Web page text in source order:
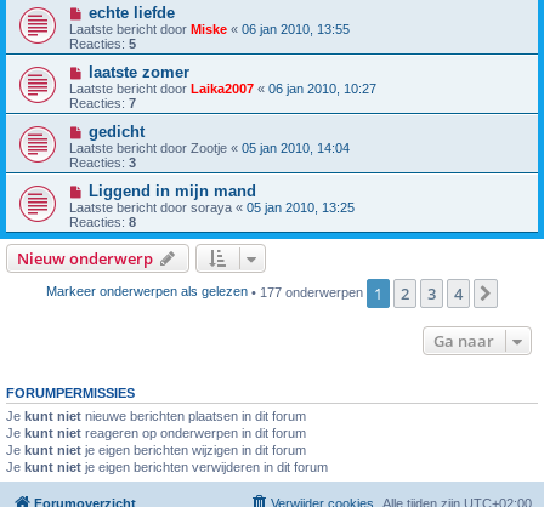
echte liefde
Laatste bericht door Miske « 06 jan 2010, 13:55
Reacties: 5
laatste zomer
Laatste bericht door Laika2007 « 06 jan 2010, 10:27
Reacties: 7
gedicht
Laatste bericht door Zootje « 05 jan 2010, 14:04
Reacties: 3
Liggend in mijn mand
Laatste bericht door soraya « 05 jan 2010, 13:25
Reacties: 8
Nieuw onderwerp
Markeer onderwerpen als gelezen • 177 onderwerpen 1 2 3 4
Ga naar
FORUMPERMISSIES
Je kunt niet nieuwe berichten plaatsen in dit forum
Je kunt niet reageren op onderwerpen in dit forum
Je kunt niet je eigen berichten wijzigen in dit forum
Je kunt niet je eigen berichten verwijderen in dit forum
Forumoverzicht Alle tijden zijn UTC+02:00
Verwijder cookies